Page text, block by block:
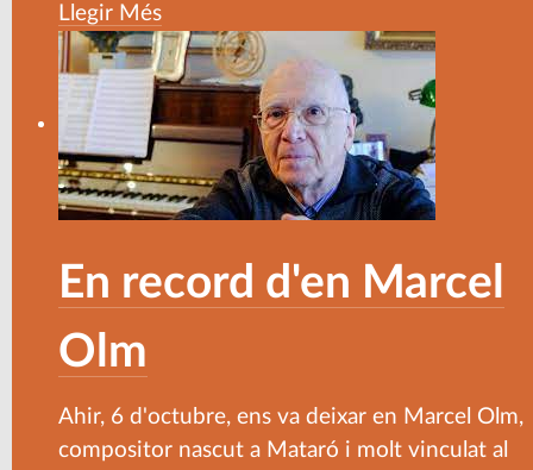
Llegir Més
En record d'en Marcel
Olm
Ahir, 6 d'octubre, ens va deixar en Marcel Olm,
compositor nascut a Mataró i molt vinculat al